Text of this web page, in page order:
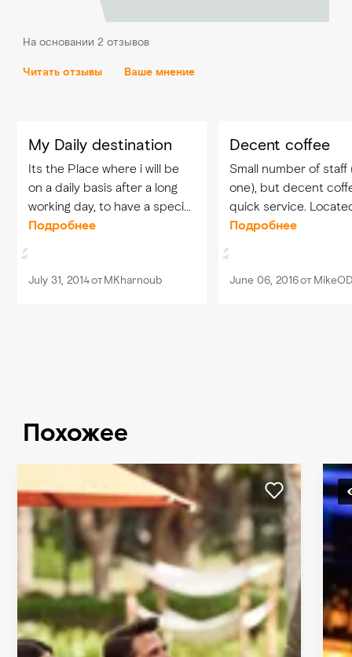
На основании 2 отзывов
Читать отзывы Ваше мнение
My Daily destination
Its the Place where i will be
on a daily basis after a long
working day, to have a special
coffee in a quit environment
Подробнее
July 31, 2014отMKharnoub
Decent coffee
Small number of staff
one), but decent
quick service. Located on the
Ground Floor, but
Подробнее
June 06, 2016от
Похожее